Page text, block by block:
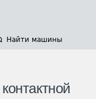
Найти машины